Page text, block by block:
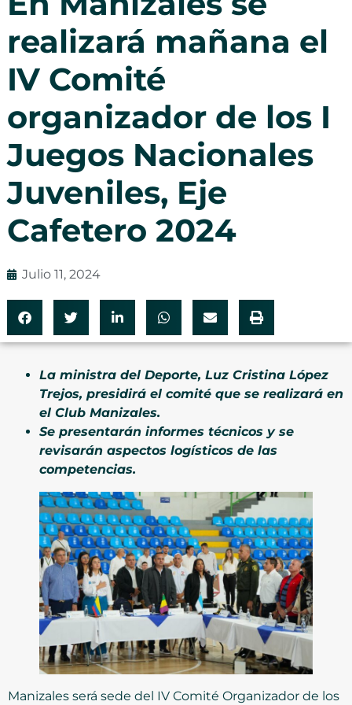
realizará mañana el
IV Comité
organizador de los I
Juegos Nacionales
Juveniles, Eje
Cafetero 2024
Julio 11, 2024
La ministra del Deporte, Luz Cristina López
Trejos, presidirá el comité que se realizará en
el Club Manizales.
Se presentarán informes técnicos y se
revisarán aspectos logísticos de las
competencias.
Manizales será sede del IV Comité Organizador de los